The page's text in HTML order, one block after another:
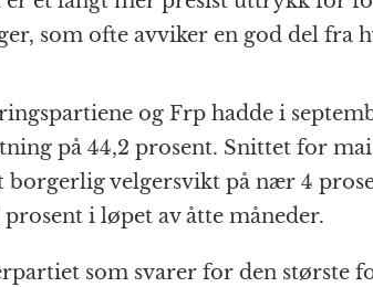
som ofte avviker en god del fra
og Frp hadde i
på 44,2 prosent. Snittet for
borgerlig velgersvikt på nær 4
prosent i løpet av åtte måneder.
som svarer for den største